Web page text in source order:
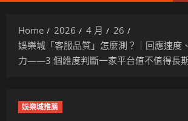
Home 2026 4 月
26
娛樂城「客服品質」怎麼測？｜回應速度
力——3 個維度判斷一家平台值不值得長
娛樂城推薦